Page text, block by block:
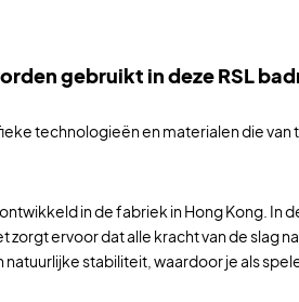
gebruikt in deze RSL
technologieën en materialen die
in de fabriek in Hong Kong. In
ervoor dat alle kracht van de slag
stabiliteit, waardoor je als